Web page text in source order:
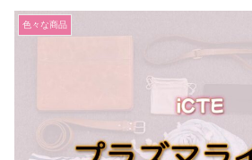
色々な商品